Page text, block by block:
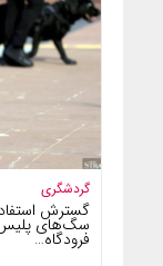
گردشگری
گسترش
سگ‌های
فرودگاه…